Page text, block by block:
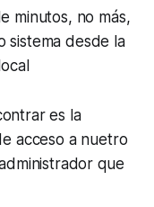
minutos, no más,
sistema desde la
es la
acceso a nuetro
que